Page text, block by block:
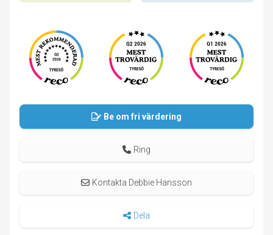
Be om fri värdering
Ring
Kontakta Debbie Hansson
Dela